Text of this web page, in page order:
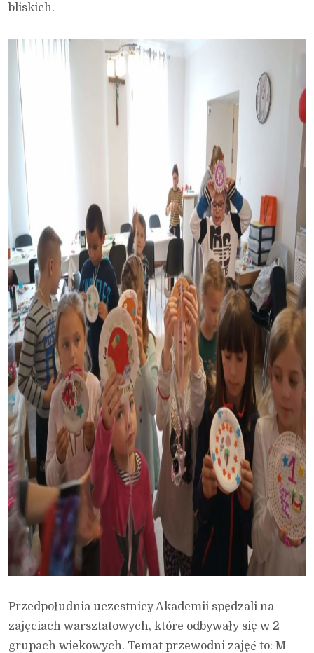
bliskich.
Przedpołudnia uczestnicy Akademii spędzali na
zajęciach warsztatowych, które odbywały się w 2
grupach wiekowych. Temat przewodni zajęć to: M